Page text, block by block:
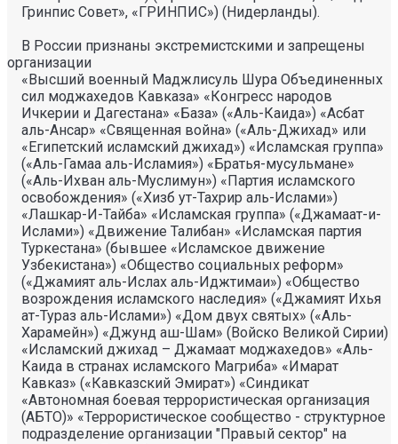
Гринпис Совет», «ГРИНПИС») (Нидерланды).
В России признаны экстремистскими и запрещены
организации
«Высший военный Маджлисуль Шура Объединенных
сил моджахедов Кавказа» «Конгресс народов
Ичкерии и Дагестана» «База» («Аль-Каида») «Асбат
аль-Ансар» «Священная война» («Аль-Джихад» или
«Египетский исламский джихад») «Исламская группа»
(«Аль-Гамаа аль-Исламия») «Братья-мусульмане»
(«Аль-Ихван аль-Муслимун») «Партия исламского
освобождения» («Хизб ут-Тахрир аль-Ислами»)
«Лашкар-И-Тайба» «Исламская группа» («Джамаат-и-
Ислами») «Движение Талибан» «Исламская партия
Туркестана» (бывшее «Исламское движение
Узбекистана») «Общество социальных реформ»
(«Джамият аль-Ислах аль-Иджтимаи») «Общество
возрождения исламского наследия» («Джамият Ихья
ат-Тураз аль-Ислами») «Дом двух святых» («Аль-
Харамейн») «Джунд аш-Шам» (Войско Великой Сирии)
«Исламский джихад – Джамаат моджахедов» «Аль-
Каида в странах исламского Магриба» «Имарат
Кавказ» («Кавказский Эмират») «Синдикат
«Автономная боевая террористическая организация
(АБТО)» «Террористическое сообщество - структурное
подразделение организации "Правый сектор" на